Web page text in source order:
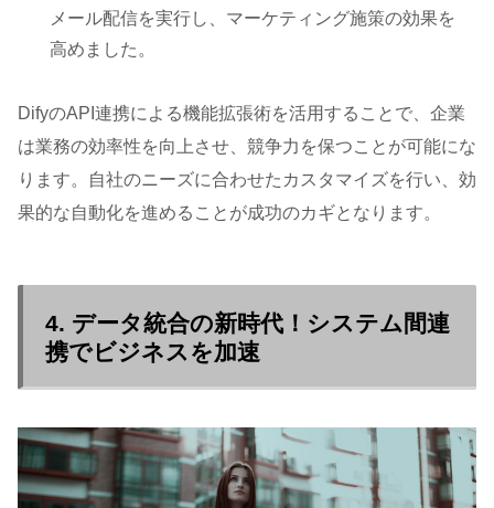
メール配信を実行し、マーケティング施策の効果を
高めました。
DifyのAPI連携による機能拡張術を活用することで、企業
は業務の効率性を向上させ、競争力を保つことが可能にな
ります。自社のニーズに合わせたカスタマイズを行い、効
果的な自動化を進めることが成功のカギとなります。
4. データ統合の新時代！システム間連
携でビジネスを加速